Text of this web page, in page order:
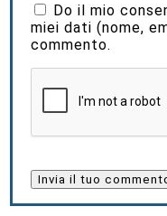
Do il mio
miei dati (nome,
commento.